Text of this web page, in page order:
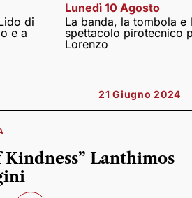
di
e a
Lunedì 10 Agosto
La banda, la tombola e
spettacolo pirotecnico
Lorenzo
21 Giugno 2024
Kindness” Lanthimos